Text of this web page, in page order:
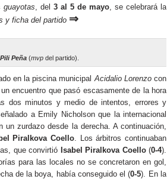
guayotas, del 3 al 5 de mayo, se celebrará la
y ficha del partido ⇒
Pili Peña(mvpdel partido).
en la piscina municipalAcidalio Lorenzocon
encuentro que pasó escasamente de la hora
dos minutos y medio de intentos, errores y
a Emily Nicholson que la internacional
un zurdazo desde la derecha. A continuación,
Piralkova Coello. Los árbitros continuaban
que convirtió Isabel Piralkova Coello(0-4).
para las locales no se concretaron en gol,
de la boya, había conseguido el (0-5). En la